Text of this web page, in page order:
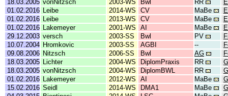
18.03.2005 vonNitzsch 2003-WS Bwl RR
01.02.2016
Leibe 2014-WS CV MaBe
01.02.2016
Leibe 2013-WS CV MaBe
01.02.2016
Lakemeyer 2001-WS AI MaBe
29.12.2003 versch 2003-SS Bwl PV
10.07.2004 Hromkovic 2003-SS AGBI --
09.08.2006 Nitzsch 2006-SS Bwl AG
18.03.2005
Lichter 2004-WS DiplomPraxis RR
18.03.2005 vonNitzsch 2004-WS DiplomBWL RR
01.02.2016
Lakemeyer 2012-WS AI MaBe
15.02.2016 Seidl 2014-WS DMA1 MaBe